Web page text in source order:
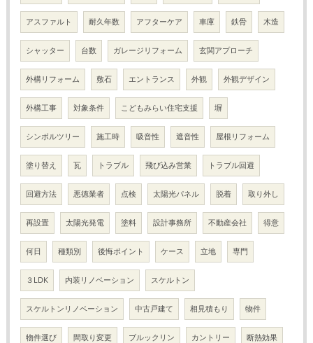
アスファルト 耐久年数 アフターケア 車庫 鉄骨 木造
シャッター 台数 ガレージリフォーム 玄関アプローチ
外構リフォーム 敷石 エントランス 外観 外観デザイン
外構工事 対象条件 こどもみらい住宅支援 塀
シンボルツリー 施工時 吸音性 遮音性 屋根リフォーム
塗り替え 瓦 トラブル 飛び込み営業 トラブル回避
回避方法 悪徳業者 点検 太陽光パネル 脱着 取り外し
再設置 太陽光発電 塗料 設計事務所 不動産会社 得意
何日 種類別 後悔ポイント ケース 立地 専門
３LDK 内装リノベーション スケルトン
スケルトンリノベーション 中古戸建て 相見積もり 物件
物件選び 間取り変更 ブルックリン カントリー 断熱効果